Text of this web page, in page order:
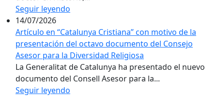
Seguir leyendo
14/07/2026
Artículo en “Catalunya Cristiana” con motivo de la
presentación del octavo documento del Consejo
Asesor para la Diversidad Religiosa
La Generalitat de Catalunya ha presentado el nuevo
documento del Consell Asesor para la...
Seguir leyendo